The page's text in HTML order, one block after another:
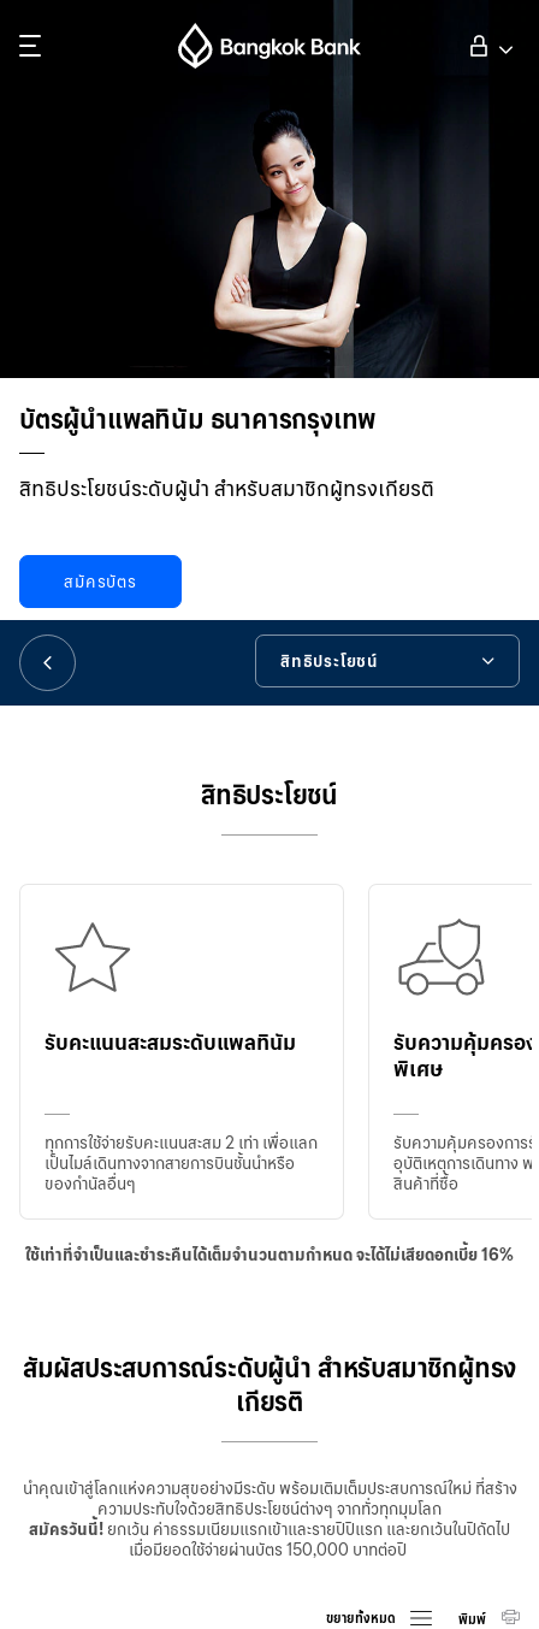
นักลงทุนสัมพันธ์
เกี่ยวกับธนาคารกรุงเทพ
บัตรผู้นำแพลทินัม ธนาคารกรุงเทพ
สิทธิประโยชน์ระดับผู้นำ สำหรับสมาชิกผู้ทรงเกียรติ
สมัครบัตร
สิทธิประโยชน์
สัมผัสประสบการณ์ระดับผู้นำ สำหรับสมาชิกผู้ทรงเกียรติ
เครื่องมือช่วยเหลือ
สิทธิประโยชน์
รับคะแนนสะสมระดับแพลทินัม
ทุกการใช้จ่ายรับคะแนนสะสม 2 เท่า เพื่อแลก
เป็นไมล์เดินทางจากสายการบินชั้นนำหรือ
ของกำนัลอื่นๆ
รับความคุ้มครอ
พิเศษ
รับความคุ้มครองการ
อุบัติเหตุการเดินทาง
สินค้าที่ซื้อ
ใช้เท่าที่จำเป็นและชำระคืนได้เต็มจำนวนตามกำหนด จะได้ไม่เสียดอกเบี้ย 16%
สัมผัสประสบการณ์ระดับผู้นำ สำหรับสมาชิกผู้ทรง
เกียรติ
นำคุณเข้าสู่โลกแห่งความสุขอย่างมีระดับ พร้อมเติมเต็มประสบการณ์ใหม่ ที่สร้าง
ความประทับใจด้วยสิทธิประโยชน์ต่างๆ จากทั่วทุกมุมโลก
สมัครวันนี้! ยกเว้น ค่าธรรมเนียมแรกเข้าและรายปีปีแรก และยกเว้นในปีถัดไป
เมื่อมียอดใช้จ่ายผ่านบัตร 150,000 บาทต่อปี
ขยายทั้งหมด พิมพ์